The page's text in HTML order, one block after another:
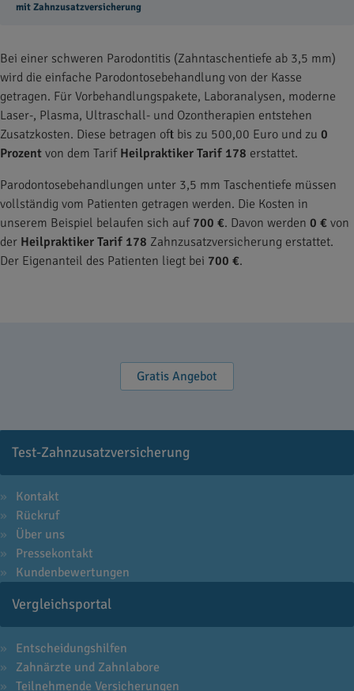
mit Zahnzusatzversicherung
Bei einer schweren Parodontitis (Zahntaschentiefe ab 3,5 mm)
wird die einfache Parodontosebehandlung von der Kasse
getragen. Für Vorbehandlungspakete, Laboranalysen, moderne
Laser-, Plasma, Ultraschall- und Ozontherapien entstehen
Zusatzkosten. Diese betragen oft bis zu 500,00 Euro und zu 0
Prozent von dem Tarif Heilpraktiker Tarif 178 erstattet.
Parodontosebehandlungen unter 3,5 mm Taschentiefe müssen
vollständig vom Patienten getragen werden. Die Kosten in
unserem Beispiel belaufen sich auf 700 €. Davon werden 0 € von
der Heilpraktiker Tarif 178 Zahnzusatzversicherung erstattet.
Der Eigenanteil des Patienten liegt bei 700 €.
Gratis Angebot
Test-Zahnzusatzversicherung
Kontakt
Rückruf
Über uns
Pressekontakt
Kundenbewertungen
Vergleichsportal
Entscheidungshilfen
Zahnärzte und Zahnlabore
Teilnehmende Versicherungen